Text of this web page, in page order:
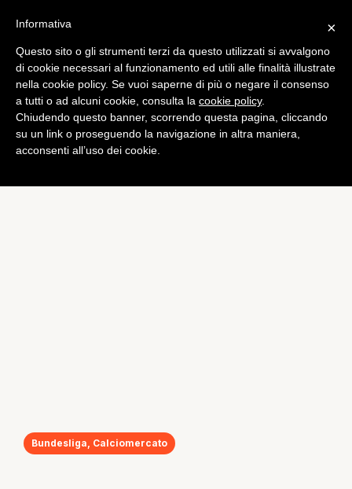
Bundesliga, Calciomercato
×
Informativa
Questo sito o gli strumenti terzi da questo utilizzati si avvalgono
di cookie necessari al funzionamento ed utili alle finalità illustrate
nella cookie policy. Se vuoi saperne di più o negare il consenso
a tutti o ad alcuni cookie, consulta la cookie policy.
Chiudendo questo banner, scorrendo questa pagina, cliccando
su un link o proseguendo la navigazione in altra maniera,
acconsenti all’uso dei cookie.